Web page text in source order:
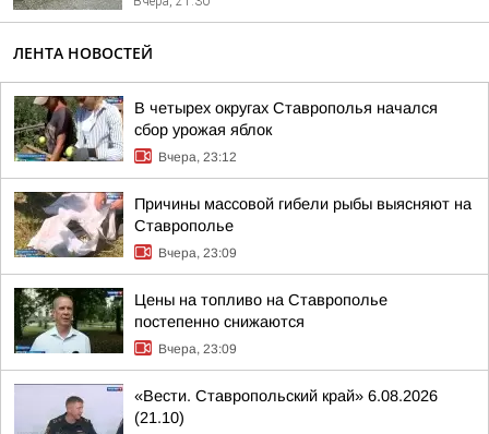
ЛЕНТА НОВОСТЕЙ
В четырех округах Ставрополья начался
сбор урожая яблок
Вчера, 23:12
Причины массовой гибели рыбы выясняют на
Ставрополье
Вчера, 23:09
Цены на топливо на Ставрополье
постепенно снижаются
Вчера, 23:09
«Вести. Ставропольский край» 6.08.2026
(21.10)